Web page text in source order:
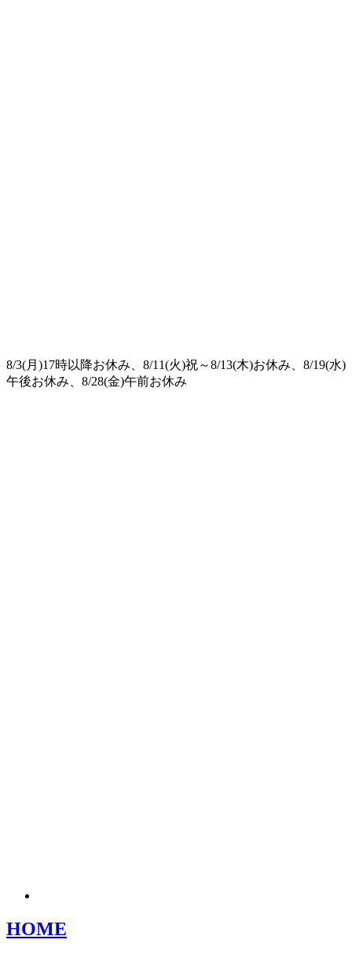
8/3(月)17時以降お休み、8/11(火)祝～8/13(木)お休み、8/19(水)
午後お休み、8/28(金)午前お休み
HOME